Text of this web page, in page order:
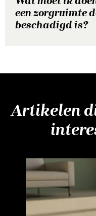
een zorgruimte
beschadigd is?
Artikelen